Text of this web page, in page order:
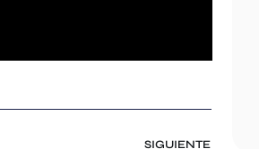
SIGUIENTE